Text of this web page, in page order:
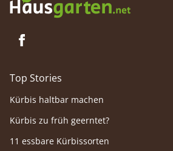
Top Stories
Kürbis haltbar machen
Kürbis zu früh geerntet?
11 essbare Kürbissorten